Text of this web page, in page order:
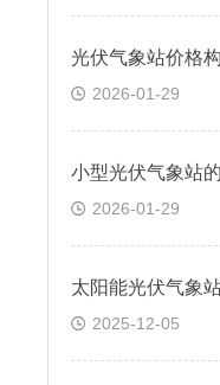
光伏气象站价格
2026-01-29
2026-01-29
2025-12-05